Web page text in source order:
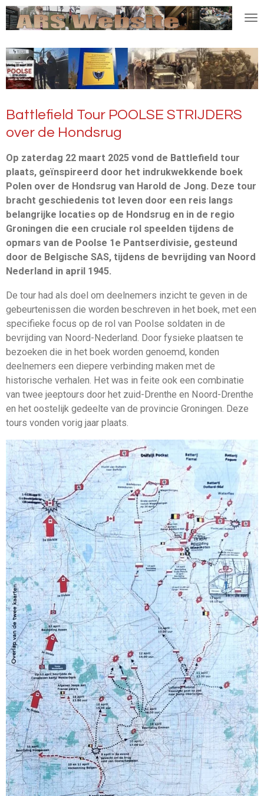
Ga
direct
de
hoofdinhoud
Battlefield Tour POOLSE STRIJDERS
over de Hondsrug
Op zaterdag 22 maart 2025 vond de Battlefield tour
plaats, geïnspireerd door het indrukwekkende boek
Polen over de Hondsrug van Harold de Jong. Deze tour
bracht geschiedenis tot leven door een reis langs
belangrijke locaties op de Hondsrug en in de regio
Groningen die een cruciale rol speelden tijdens de
opmars van de Poolse 1e Pantserdivisie, gesteund
door de Belgische SAS, tijdens de bevrijding van Noord
Nederland in april 1945.
De tour had als doel om deelnemers inzicht te geven in de
gebeurtenissen die worden beschreven in het boek, met een
specifieke focus op de rol van Poolse soldaten in de
bevrijding van Noord-Nederland. Door fysieke plaatsen te
bezoeken die in het boek worden genoemd, konden
deelnemers een diepere verbinding maken met de
historische verhalen. Het was in feite ook een combinatie
van twee jeeptours door het zuid-Drenthe en Noord-Drenthe
en het oostelijk gedeelte van de provincie Groningen. Deze
tours vonden vorig jaar plaats.